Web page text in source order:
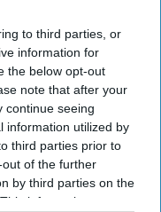
to third parties, or
information for
the below opt-out
note that after your
continue seeing
information utilized by
third parties prior to
of the further
by third parties on the
information may
here